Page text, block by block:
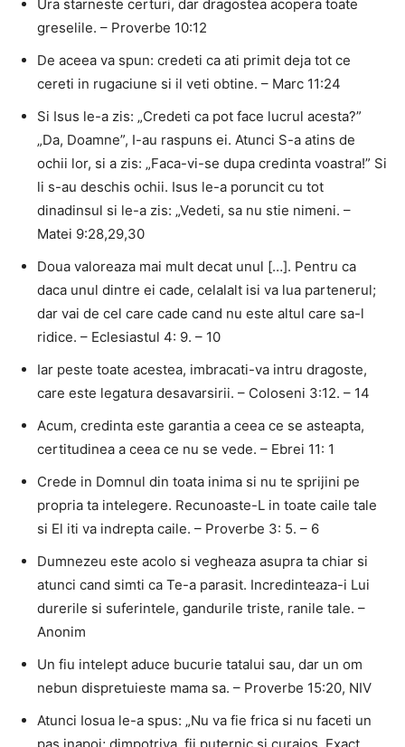
Ura starneste certuri, dar dragostea acopera toate
greselile. – Proverbe 10:12
De aceea va spun: credeti ca ati primit deja tot ce
cereti in rugaciune si il veti obtine. – Marc 11:24
Si Isus le-a zis: „Credeti ca pot face lucrul acesta?”
„Da, Doamne”, I-au raspuns ei. Atunci S-a atins de
ochii lor, si a zis: „Faca-vi-se dupa credinta voastra!” Si
li s-au deschis ochii. Isus le-a poruncit cu tot
dinadinsul si le-a zis: „Vedeti, sa nu stie nimeni. –
Matei 9:28,29,30
Doua valoreaza mai mult decat unul […]. Pentru ca
daca unul dintre ei cade, celalalt isi va lua partenerul;
dar vai de cel care cade cand nu este altul care sa-l
ridice. – Eclesiastul 4: 9. – 10
Iar peste toate acestea, imbracati-va intru dragoste,
care este legatura desavarsirii. – Coloseni 3:12. – 14
Acum, credinta este garantia a ceea ce se asteapta,
certitudinea a ceea ce nu se vede. – Ebrei 11: 1
Crede in Domnul din toata inima si nu te sprijini pe
propria ta intelegere. Recunoaste-L in toate caile tale
si El iti va indrepta caile. – Proverbe 3: 5. – 6
Dumnezeu este acolo si vegheaza asupra ta chiar si
atunci cand simti ca Te-a parasit. Incredinteaza-i Lui
durerile si suferintele, gandurile triste, ranile tale. –
Anonim
Un fiu intelept aduce bucurie tatalui sau, dar un om
nebun dispretuieste mama sa. – Proverbe 15:20, NIV
Atunci Iosua le-a spus: „Nu va fie frica si nu faceti un